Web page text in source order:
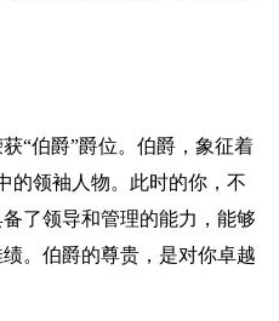
“伯爵”爵位。伯爵，象征着
的领袖人物。此时的你，不
了领导和管理的能力，能够
。伯爵的尊贵，是对你卓越